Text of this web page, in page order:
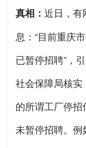
真相： 近日，有
息：“目前重庆
已暂停招聘”，
社会保障局核
的所谓工厂停
未暂停招聘。